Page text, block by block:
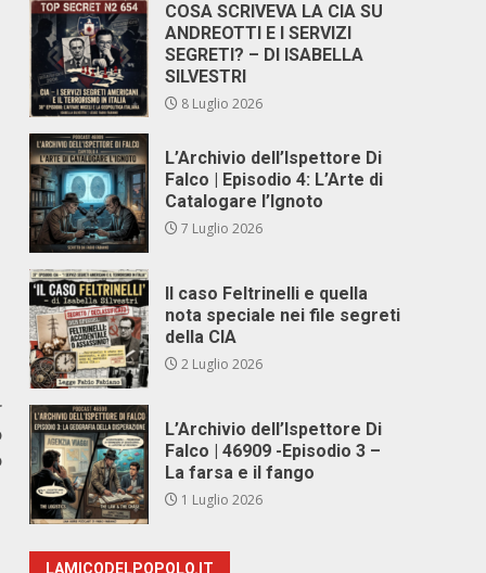
COSA SCRIVEVA LA CIA SU
ANDREOTTI E I SERVIZI
SEGRETI? – DI ISABELLA
SILVESTRI
8 Luglio 2026
L’Archivio dell’Ispettore Di
Falco | Episodio 4: L’Arte di
Catalogare l’Ignoto
7 Luglio 2026
Il caso Feltrinelli e quella
nota speciale nei file segreti
della CIA
2 Luglio 2026
L’Archivio dell’Ispettore Di
Falco | 46909 -Episodio 3 –
La farsa e il fango
1 Luglio 2026
LAMICODELPOPOLO.IT